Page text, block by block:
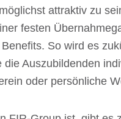
attrak­tiv zu
festen
So wird es
die Auszu­bil­den­den
oder persön­li­che